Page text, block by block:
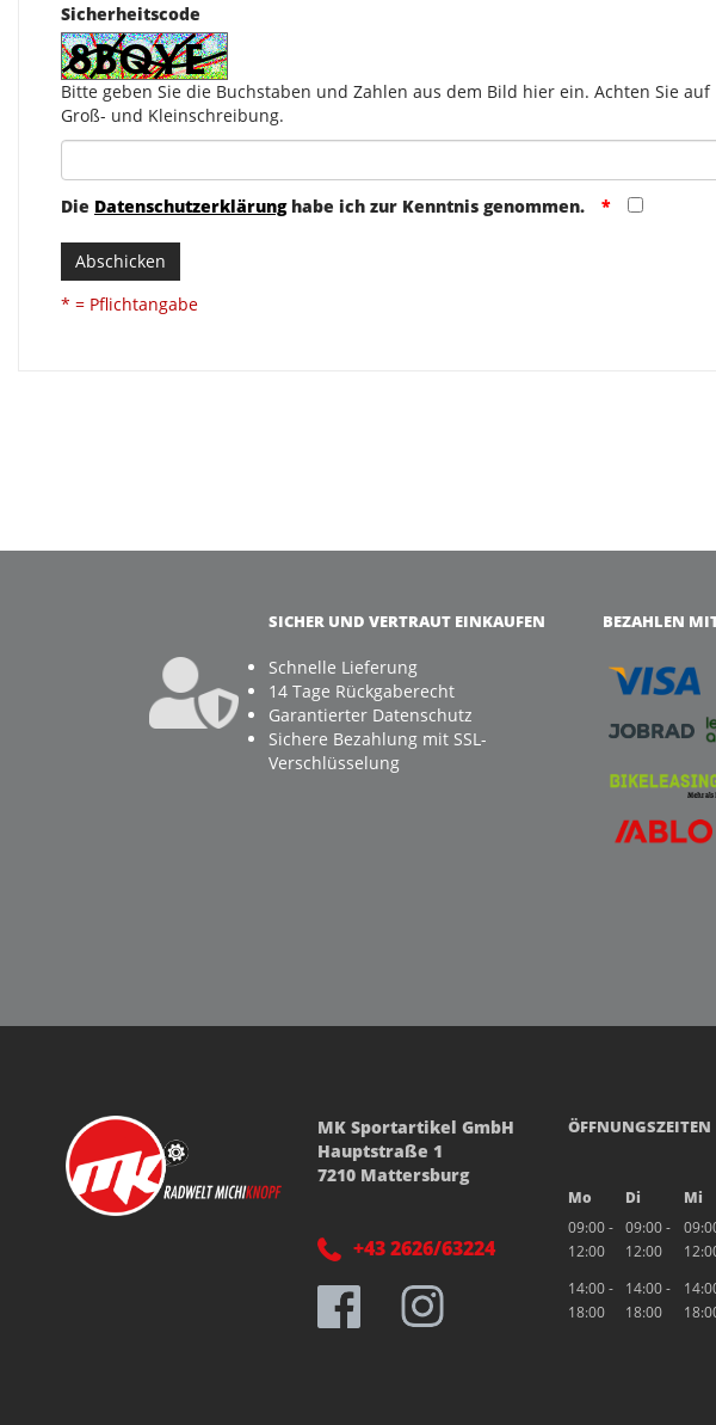
Sicherheitscode
Bitte geben Sie die Buchstaben und Zahlen aus dem Bild hier ein. Achten Sie auf
Groß- und Kleinschreibung.
Die Datenschutzerklärunghabe ich zur Kenntnis genommen.
Abschicken
* = Pflichtangabe
SICHER UND VERTRAUT EINKAUFEN
Schnelle Lieferung
14 Tage Rückgaberecht
Garantierter Datenschutz
Sichere Bezahlung mit SSL-
Verschlüsselung
BEZAHLEN
MK Sportartikel GmbH
Hauptstraße 1
7210 Mattersburg
+43 2626/63224
ÖFFNUNGSZEITEN
Mo Di Mi
09:00 -
12:00
09:00 -
12:00
14:00 -
18:00
14:00 -
18:00